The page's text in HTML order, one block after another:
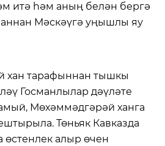
итә һәм аның белән бергә
Мәскәүгә уңышлы яу
хан тарафыннан тышкы
Госманлылар дәүләте
Мөхәммәдгәрәй ханга
Төньяк Кавказда
өстенлек алыр өчен